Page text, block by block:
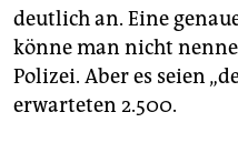
deutlich an. Eine
könne man nicht
Polizei. Aber es seien
erwarteten 2.500.